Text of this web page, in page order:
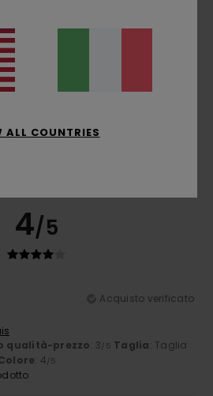
5 /5
4/5
Acquisto verificato
qualità-prezzo: 3 /5 Taglia: Taglia
: 4 /5
ALL COUNTRIES